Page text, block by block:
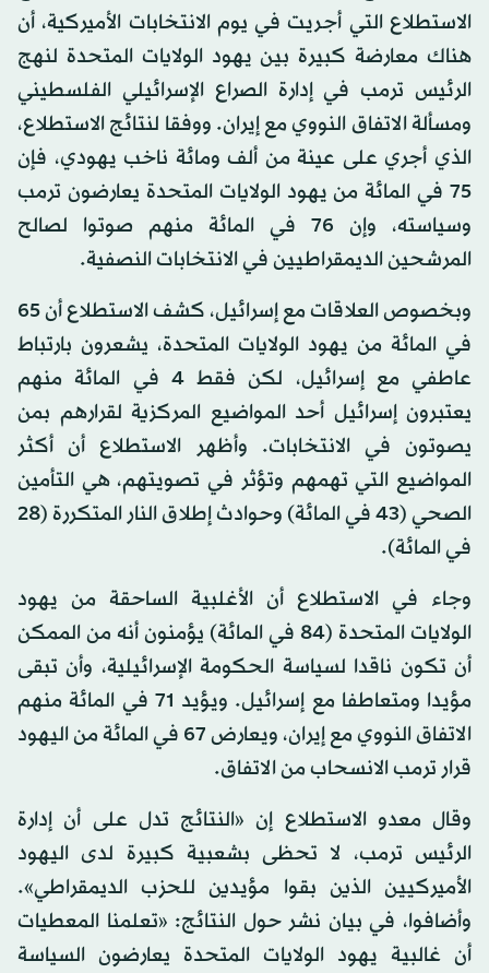
الاستطلاع التي أجريت في يوم الانتخابات الأميركية، أن
هناك معارضة كبيرة بين يهود الولايات المتحدة لنهج
الرئيس ترمب في إدارة الصراع الإسرائيلي الفلسطيني
ومسألة الاتفاق النووي مع إيران. ووفقا لنتائج الاستطلاع،
الذي أجري على عينة من ألف ومائة ناخب يهودي، فإن
75 في المائة من يهود الولايات المتحدة يعارضون ترمب
وسياسته، وإن 76 في المائة منهم صوتوا لصالح
المرشحين الديمقراطيين في الانتخابات النصفية.
وبخصوص العلاقات مع إسرائيل، كشف الاستطلاع أن 65
في المائة من يهود الولايات المتحدة، يشعرون بارتباط
عاطفي مع إسرائيل، لكن فقط 4 في المائة منهم
يعتبرون إسرائيل أحد المواضيع المركزية لقرارهم بمن
يصوتون في الانتخابات. وأظهر الاستطلاع أن أكثر
المواضيع التي تهمهم وتؤثر في تصويتهم، هي التأمين
الصحي (43 في المائة) وحوادث إطلاق النار المتكررة (28
في المائة).
وجاء في الاستطلاع أن الأغلبية الساحقة من يهود
الولايات المتحدة (84 في المائة) يؤمنون أنه من الممكن
أن تكون ناقدا لسياسة الحكومة الإسرائيلية، وأن تبقى
مؤيدا ومتعاطفا مع إسرائيل. ويؤيد 71 في المائة منهم
الاتفاق النووي مع إيران، ويعارض 67 في المائة من اليهود
قرار ترمب الانسحاب من الاتفاق.
وقال معدو الاستطلاع إن «النتائج تدل على أن إدارة
الرئيس ترمب، لا تحظى بشعبية كبيرة لدى اليهود
الأميركيين الذين بقوا مؤيدين للحزب الديمقراطي».
وأضافوا، في بيان نشر حول النتائج: «تعلمنا المعطيات
أن غالبية يهود الولايات المتحدة يعارضون السياسة